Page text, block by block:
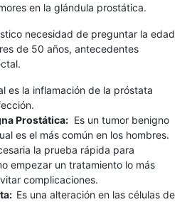
en la glándula prostática.
necesidad de preguntar la edad
de 50 años, antecedentes
es la inflamación de la próstata
Prostática: Es un tumor benigno
es el más común en los hombres.
la prueba rápida para
empezar un tratamiento lo más
complicaciones.
Es una alteración en las células de